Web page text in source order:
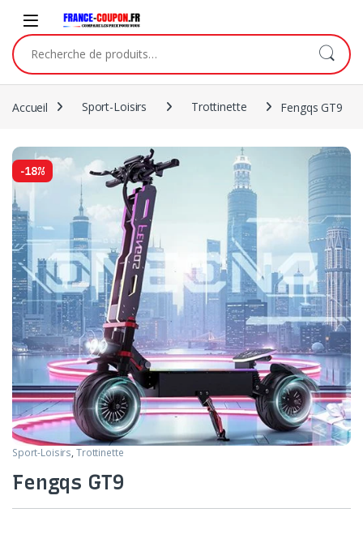
Accueil Sport-Loisirs Trottinette Fengqs GT9
-18%
Sport-Loisirs, Trottinette
Fengqs GT9